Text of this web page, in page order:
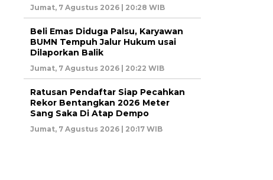
Jumat, 7 Agustus 2026 | 20:28 WIB
Beli Emas Diduga Palsu, Karyawan
BUMN Tempuh Jalur Hukum usai
Dilaporkan Balik
Jumat, 7 Agustus 2026 | 20:22 WIB
Ratusan Pendaftar Siap Pecahkan
Rekor Bentangkan 2026 Meter
Sang Saka Di Atap Dempo
Jumat, 7 Agustus 2026 | 20:17 WIB